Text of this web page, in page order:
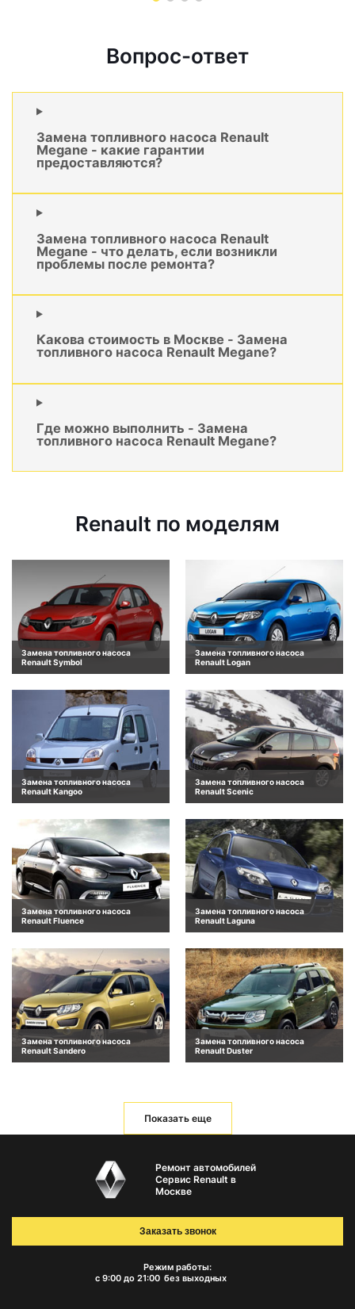
Вопрос-ответ
Замена топливного насоса Renault
Megane - какие гарантии
предоставляются?
Замена топливного насоса Renault
Megane - что делать, если возникли
проблемы после ремонта?
Какова стоимость в Москве - Замена
топливного насоса Renault Megane?
Где можно выполнить - Замена
топливного насоса Renault Megane?
Renault по моделям
Замена топливного насоса
Renault Symbol
Замена топливного насоса
Renault Logan
Замена топливного насоса
Renault Kangoo
Замена топливного насоса
Renault Scenic
Замена топливного насоса
Renault Fluence
Замена топливного насоса
Renault Laguna
Замена топливного насоса
Renault Sandero
Замена топливного насоса
Renault Duster
Показать еще
Ремонт автомобилей
Сервис Renault в
Москве
Режим работы:
с 9:00 до 21:00 без выходных
Заказать звонок